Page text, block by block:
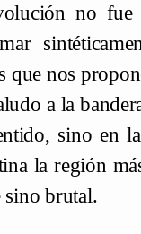
no
que nos
a la
sino en
la región
sino brutal.